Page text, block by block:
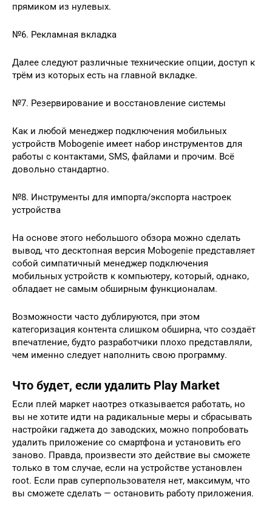
прямиком из нулевых.
№6. Рекламная вкладка
Далее следуют различные технические опции, доступ к
трём из которых есть на главной вкладке.
№7. Резервирование и восстановление системы
Как и любой менеджер подключения мобильных
устройств Mobogenie имеет набор инструментов для
работы с контактами, SMS, файлами и прочим. Всё
довольно стандартно.
№8. Инструменты для импорта/экспорта настроек
устройства
На основе этого небольшого обзора можно сделать
вывод, что десктопная версия Mobogenie представляет
собой симпатичный менеджер подключения
мобильных устройств к компьютеру, который, однако,
обладает не самым обширным функционалам.
Возможности часто дублируются, при этом
категоризация контента слишком обширна, что создаёт
впечатление, будто разработчики плохо представляли,
чем именно следует наполнить свою программу.
Что будет, если удалить Play Market
Если плей маркет наотрез отказывается работать, но
вы не хотите идти на радикальные меры и сбрасывать
настройки гаджета до заводских, можно попробовать
удалить приложение со смартфона и установить его
заново. Правда, произвести это действие вы сможете
только в том случае, если на устройстве установлен
root. Если прав суперпользователя нет, максимум, что
вы сможете сделать — остановить работу приложения.